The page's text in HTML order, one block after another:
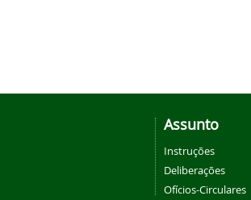
Assunto
Instruções
Deliberações
Ofícios-Circulares